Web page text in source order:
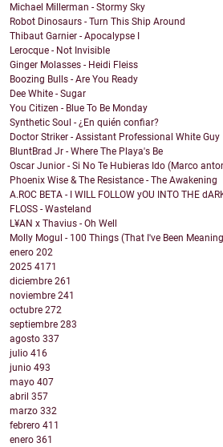
Michael Millerman - Stormy Sky
Robot Dinosaurs - Turn This Ship Around
Thibaut Garnier - Apocalypse I
Lerocque - Not Invisible
Ginger Molasses - Heidi Fleiss
Boozing Bulls - Are You Ready
Dee White - Sugar
You Citizen - Blue To Be Monday
Synthetic Soul - ¿En quién confiar?
Doctor Striker - Assistant Professional White Guy
BluntBrad Jr - Where The Playa's Be
Oscar Junior - Si No Te Hubieras Ido (Marco
Phoenix Wise & The Resistance - The Awakening
A.ROC BETA - I WILL FOLLOW yOU INTO THE
FLOSS - Wasteland
L¥AN x Thavius - Oh Well
Molly Mogul - 100 Things (That I've Been
enero 202
2025 4171
diciembre 261
noviembre 241
octubre 272
septiembre 283
agosto 337
julio 416
junio 493
mayo 407
abril 357
marzo 332
febrero 411
enero 361